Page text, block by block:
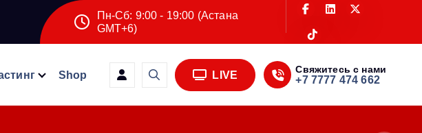
Пн-Сб: 9:00 - 19:00 (Астана
GMT+6)
Shop LIVE Свяжитесь с нами
+7 7777 474 662